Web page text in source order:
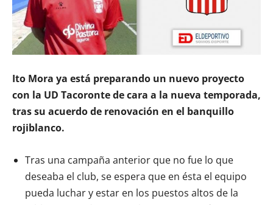
Ito Mora ya está preparando un nuevo proyecto
con la UD Tacoronte de cara a la nueva temporada,
tras su acuerdo de renovación en el banquillo
rojiblanco.
Tras una campaña anterior que no fue lo que
deseaba el club, se espera que en ésta el equipo
pueda luchar y estar en los puestos altos de la